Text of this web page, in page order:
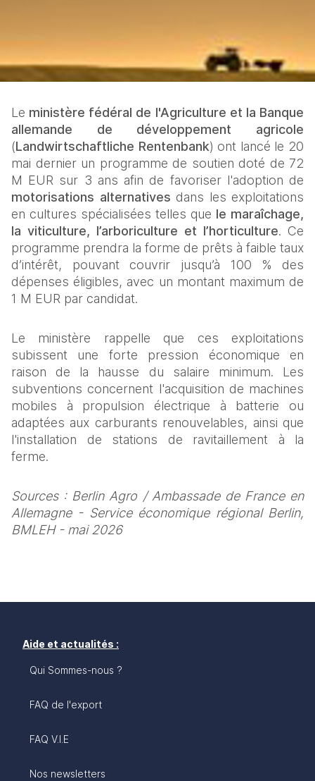
Le ministère fédéral de l'Agriculture et la Banque
(Landwirtschaftliche Rentenbank) ont lancé le 20
mai dernier un programme de soutien doté de 72
motorisations alternatives dans les exploitations
en cultures spécialisées telles que le maraîchage,
la viticulture, l’arboriculture et l’horticulture. Ce
programme prendra la forme de prêts à faible taux
d’intérêt, pouvant couvrir jusqu’à 100 % des
dépenses éligibles, avec un montant maximum de
1 M EUR par candidat.
Le ministère rappelle que ces exploitations
subissent une forte pression économique en
raison de la hausse du salaire minimum. Les
subventions concernent l'acquisition de machines
mobiles à propulsion électrique à batterie ou
adaptées aux carburants renouvelables, ainsi que
l'installation de stations de ravitaillement à la
ferme.
Sources : Berlin Agro / Ambassade de France en
Allemagne - Service économique régional Berlin,
BMLEH - mai 2026
Aide et actualités :
Qui Sommes-nous ?
FAQ de l'export
FAQ V.I.E
Nos newsletters